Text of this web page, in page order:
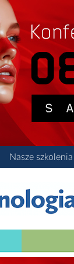
Nasze szkolenia